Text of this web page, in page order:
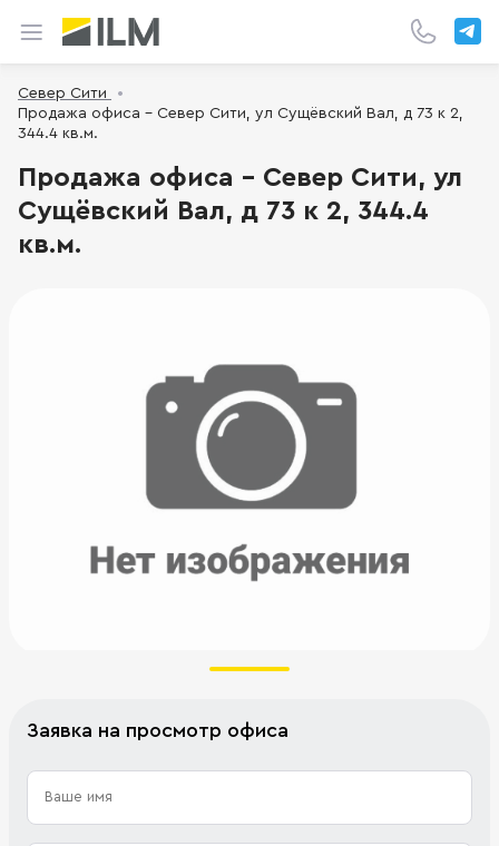
Север Сити
Продажа офиса - Север Сити, ул Сущёвский Вал, д 73 к 2,
344.4 кв.м.
Продажа офиса - Север Сити, ул
Сущёвский Вал, д 73 к 2, 344.4
кв.м.
Заявка на просмотр офиса